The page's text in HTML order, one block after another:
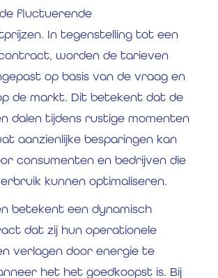
fluctuerende
In tegenstelling tot een
worden de tarieven
op basis van de vraag en
de markt. Dit betekent dat de
dalen tijdens rustige momenten
aanzienlijke besparingen kan
consumenten en bedrijven die
kunnen optimaliseren.
betekent een dynamisch
dat zij hun operationele
verlagen door energie te
het het goedkoopst is. Bij